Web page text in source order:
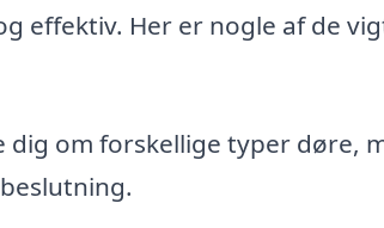
effektiv. Her er nogle af de
dig om forskellige typer døre,